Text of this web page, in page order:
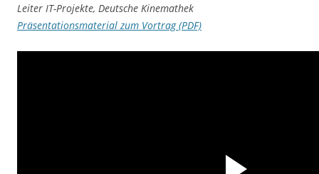
Leiter IT-Projekte, Deutsche Kinemathek
Präsentationsmaterial zum Vortrag (PDF)